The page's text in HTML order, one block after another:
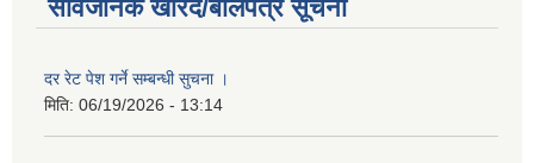
सार्वजनिक खरिद/बोलपत्र सूचना
दर रेट पेश गर्ने सम्बन्धी सुचना ।
मिति: 06/19/2026 - 13:14